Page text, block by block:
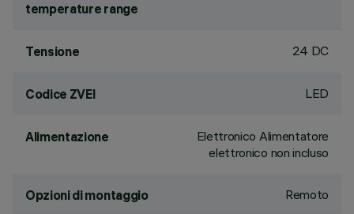
temperature range
Tensione 24 DC
Codice ZVEI LED
Alimentazione
Elettronico Alimentatore
elettronico non incluso
Opzioni di montaggio Remoto